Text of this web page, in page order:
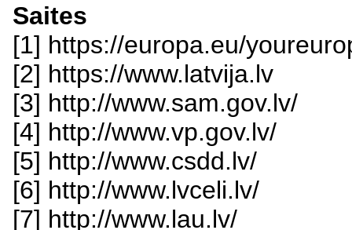
Saites
[1] https://europa.eu/
[2] https://www.latvija.lv
[3] http://www.sam.gov.lv/
[4] http://www.vp.gov.lv/
[5] http://www.csdd.lv/
[6] http://www.lvceli.lv/
[7] http://www.lau.lv/